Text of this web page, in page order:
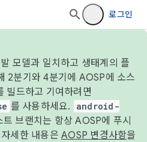
로그인
모델과 일치하고 생태계의 플
2분기와 4분기에 AOSP에 소스
빌드하고 기여하려면
를 사용하세요.
android-
트 브랜치는 항상 AOSP에 푸시
세한 내용은 AOSP 변경사항을